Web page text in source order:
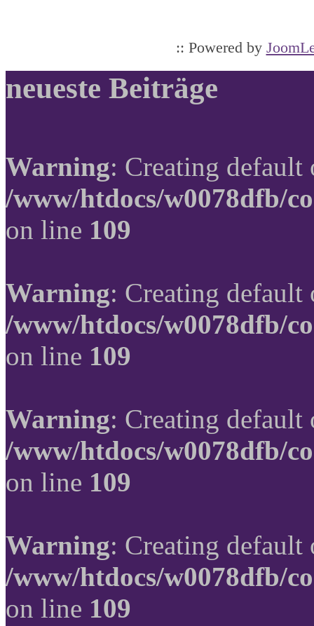
:: Powered by
neueste Beiträge
Warning: Creating
/www/htdocs/w0078dfb/
on line 109
Warning: Creating
/www/htdocs/w0078dfb/
on line 109
Warning: Creating
/www/htdocs/w0078dfb/
on line 109
Warning: Creating
/www/htdocs/w0078dfb/
on line 109